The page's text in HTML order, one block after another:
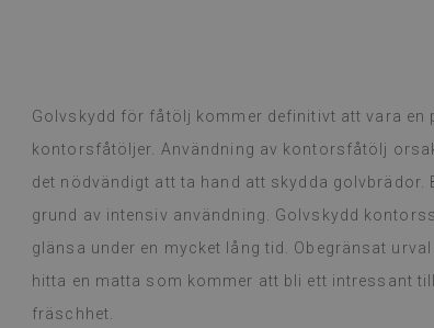
Golvskydd för fåtölj kommer definitivt att vara en
kontorsfåtöljer. Användning av kontorsfåtölj
det nödvändigt att ta hand att skydda
grund av intensiv användning. Golvskydd
glänsa under en mycket lång tid. Obegränsat
hitta en matta som kommer att bli ett intressant
fräschhet.